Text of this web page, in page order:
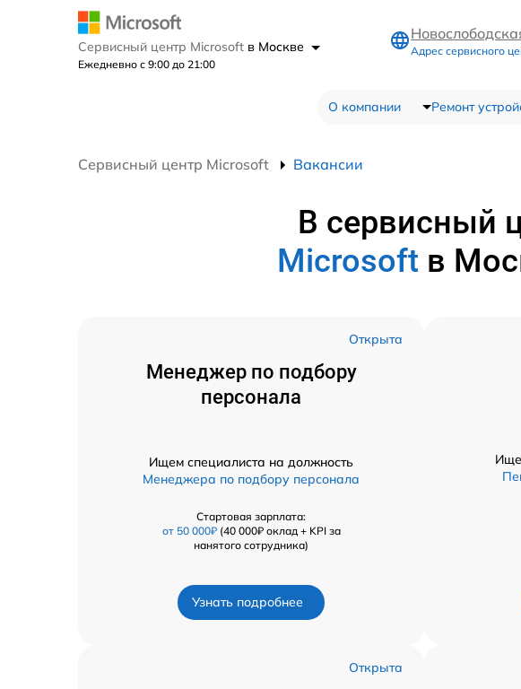
Сервисный центр Microsoft в Москве
Ежедневно с 9:00 до 21:00
Адрес сервисного
О компании Ремонт
Сервисный центр Microsoft Вакансии
В сервисный
Microsoft в
Открыта
Менеджер по подбору
персонала
Ищем специалиста на должность
Менеджера по подбору персонала
Стартовая зарплата:
от 50 000₽(40 000₽ оклад + KPI за
нанятого сотрудника)
Узнать подробнее
Открыта